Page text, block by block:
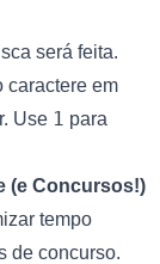
será feita.
caractere em
Use 1 para
(e Concursos!)
tempo
de concurso.